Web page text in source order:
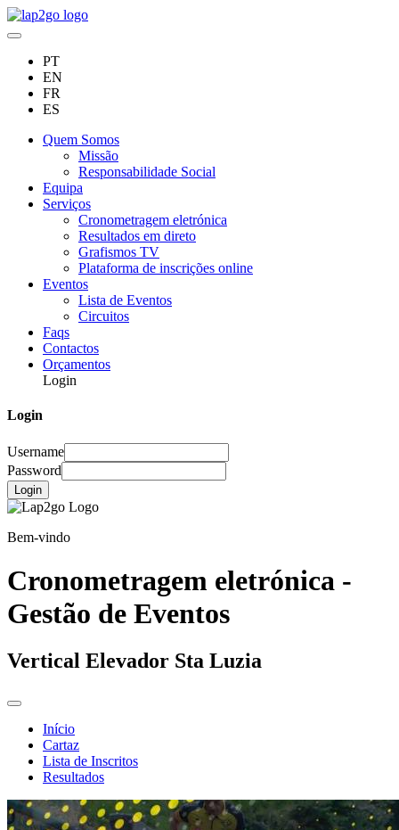
PT
EN
FR
ES
Quem Somos
Missão
Responsabilidade Social
Equipa
Serviços
Cronometragem eletrónica
Resultados em direto
Grafismos TV
Plataforma de inscrições online
Eventos
Lista de Eventos
Circuitos
Faqs
Contactos
Orçamentos
Login
Login
Username
Password
Login
Bem-vindo
Cronometragem eletrónica -
Gestão de Eventos
Vertical Elevador Sta Luzia
Início
Cartaz
Lista de Inscritos
Resultados